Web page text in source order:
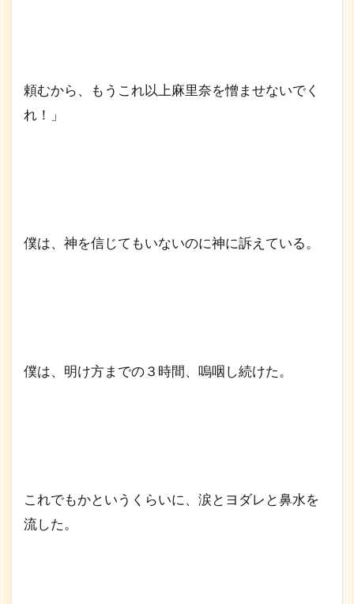
頼むから、もうこれ以上麻里奈を憎ませないでく
れ！」
僕は、神を信じてもいないのに神に訴えている。
僕は、明け方までの３時間、嗚咽し続けた。
これでもかというくらいに、涙とヨダレと鼻水を
流した。